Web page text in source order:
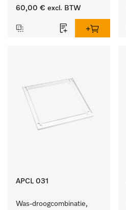
het textiel door
60,00 € excl. BTW
APCL 031
Was-droogcombinatie,